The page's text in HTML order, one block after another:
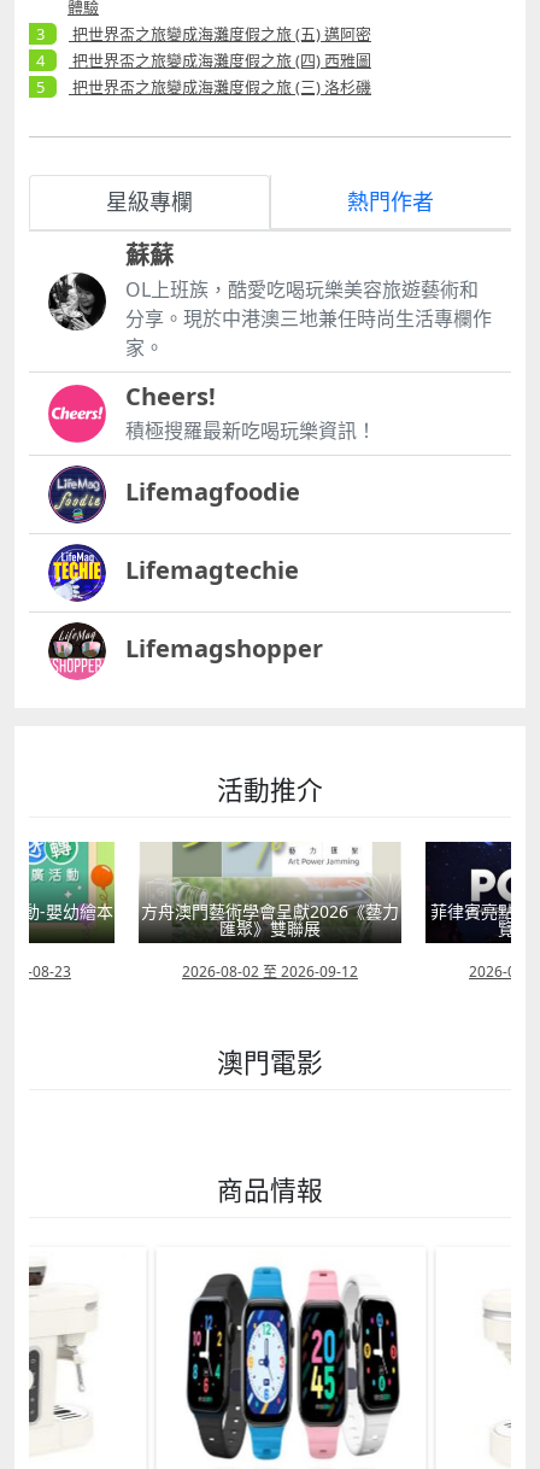
體驗
把世界盃之旅變成海灘度假之旅 (五) 邁阿密
把世界盃之旅變成海灘度假之旅 (四) 西雅圖
把世界盃之旅變成海灘度假之旅 (三) 洛杉磯
星級專欄 熱門作者
蘇蘇
OL上班族，酷愛吃喝玩樂美容旅遊藝術和
分享。現於中港澳三地兼任時尚生活專欄作
家。
Cheers!
積極搜羅最新吃喝玩樂資訊！
Lifemagfoodie
Lifemagtechie
Lifemagshopper
活動推介
動-嬰幼繪本
08-23
方舟澳門藝術學會呈獻2026《藝力
匯聚》雙聯展
2026-08-02 至 2026-09-12
菲律賓亮點文
覽會
2026-07-
澳門電影
商品情報